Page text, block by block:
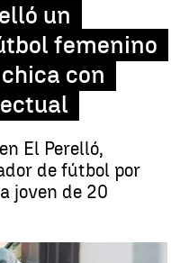
un
femenino
con
El Perelló,
de fútbol por
joven de 20